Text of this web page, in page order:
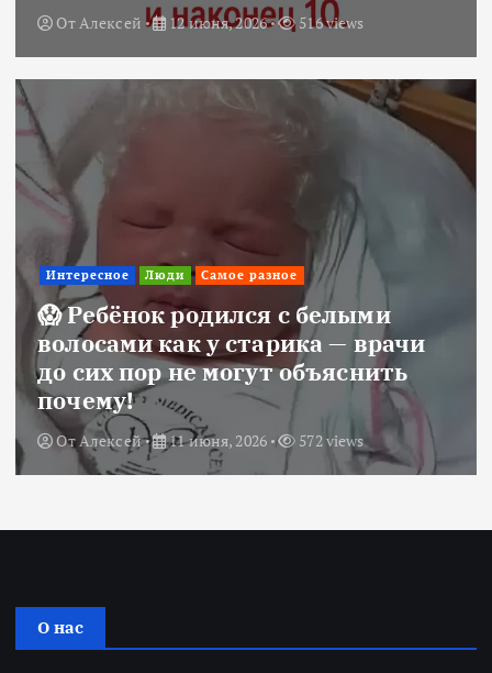
ОтАлексей 12 июня, 2026 516 views
Интересное Люди Самое разное
😱 Ребёнок родился с белыми
волосами как у старика — врачи
до сих пор не могут объяснить
почему!
ОтАлексей 11 июня, 2026 572 views
О нас